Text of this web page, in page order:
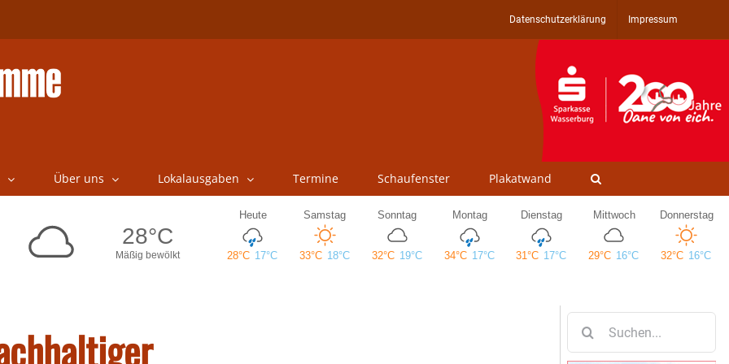
Datenschutzerklärung Impressum
Über uns Lokalausgaben Termine Schaufenster Plakatwand
nach: